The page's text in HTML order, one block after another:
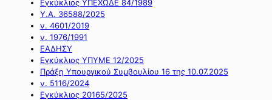
Εγκύκλιος ΥΠΕΧΩΔΕ 84/1989
Υ.Α. 36588/2025
ν. 4601/2019
ν. 1976/1991
ΕΑΔΗΣΥ
Εγκύκλιος ΥΠΥΜΕ 12/2025
Πράξη Υπουργικού Συμβουλίου 16 της 10.07.2025
ν. 5116/2024
Εγκύκλιος 20165/2025